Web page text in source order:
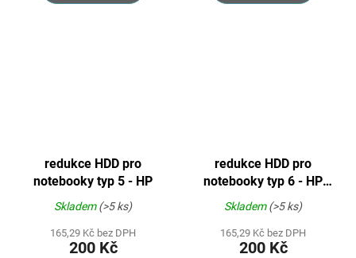
redukce HDD pro
notebooky typ 5 - HP
Skladem(>5 ks)
165,29 Kč bez DPH
200 Kč
redukce HDD pro
notebooky typ 6 - HP
Compaq serie DV2000,
V3000
Skladem(>5 ks)
165,29 Kč bez DPH
200 Kč